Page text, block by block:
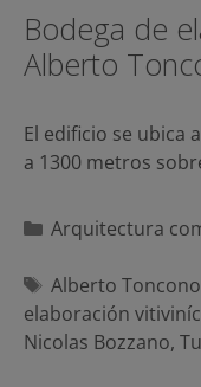
Bodega de
Alberto
El edificio se ubica
a 1300 metros
Categorías
Arquitectura
Etiquetas
Alberto
elaboración
Nicolas Bozzano,